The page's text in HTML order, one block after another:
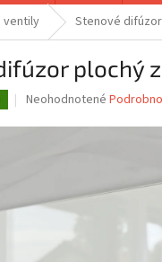
ventily Stenové
plochý
Priemerné
produktu
hviezdičiek.
Neohodnotené